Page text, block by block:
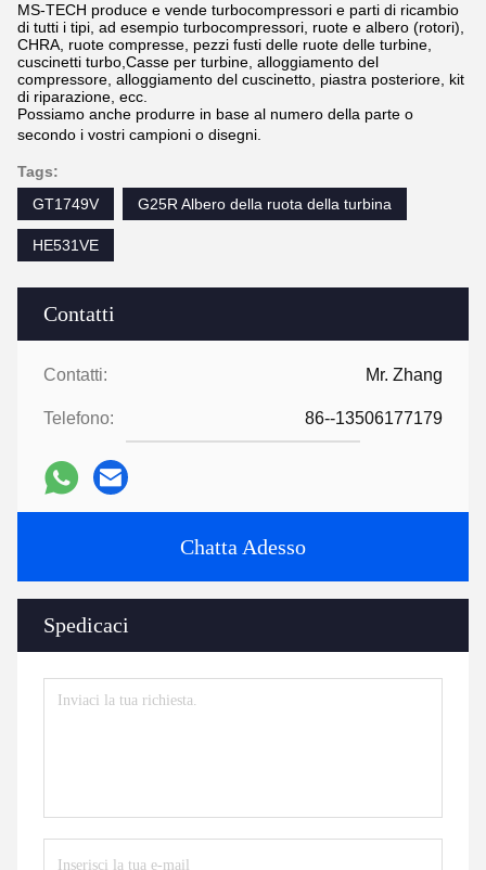
Contatti
Contatti: Mr. Zhang
Telefono: 86--13506177179
Chatta Adesso
Spedicaci
MS-TECH produce e vende turbocompressori e parti di ricambio
di tutti i tipi, ad esempio turbocompressori, ruote e albero (rotori),
CHRA, ruote compresse, pezzi fusti delle ruote delle turbine,
cuscinetti turbo,Casse per turbine, alloggiamento del
compressore, alloggiamento del cuscinetto, piastra posteriore, kit
di riparazione, ecc.
Possiamo anche produrre in base al numero della parte o
secondo i vostri campioni o disegni.
Tags:
GT1749V
G25R Albero della ruota della turbina
HE531VE